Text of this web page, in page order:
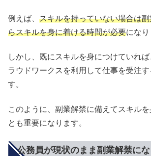
例えば、 スキルを持っていない場合は
らスキルを身に着ける時間が必要になり
しかし、既にスキルを身につけていれ
ラウドワークスを利用して仕事を受注
す。
このように、副業解禁に備えてスキル
とも重要になります。
公務員が現状のまま副業解禁に